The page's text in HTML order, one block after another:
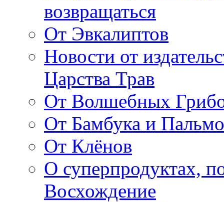
возвращаться
От Эвкалиптов
Новости от
Царства Трав
От Волшебных
От Бамбука и
От Клёнов
О суперпродуктах,
Восхождение